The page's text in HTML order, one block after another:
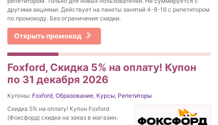
другими акциями. Действует на пакеты занятий 4-8-16 с репетитором
по промокоду. Без ограничения скидки.
Открыть промокод
Foxford, Скидка 5% на оплату! Купон
по 31 декабря 2026
Купоны: Foxford, Образование, Курсы, Репетиторы
Скидка 5% на оплату! Купон Foxford
(Фоксфорд) скидка на заказ в магазин.